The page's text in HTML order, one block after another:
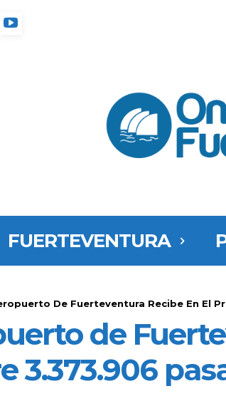
FUERTEVENTURA
De Fuerteventura Recibe En El
de
3.373.906